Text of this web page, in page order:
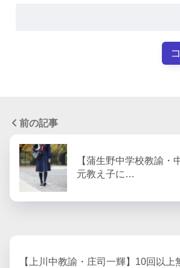
前の記事
【蒲生野中学校教諭・
元教え子に…
【上川中教諭・庄司一輝】10回以上